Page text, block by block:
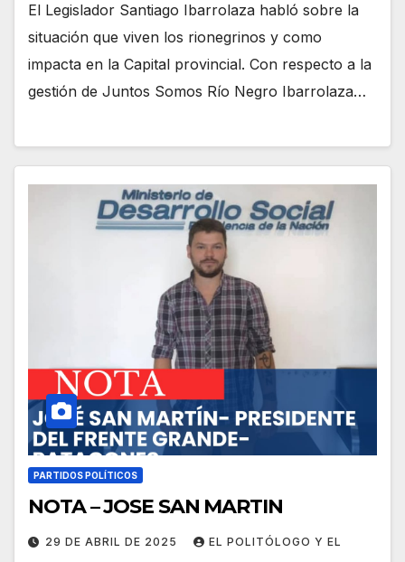
El Legislador Santiago Ibarrolaza habló sobre la
situación que viven los rionegrinos y como
impacta en la Capital provincial. Con respecto a la
gestión de Juntos Somos Río Negro Ibarrolaza…
PARTIDOS POLÍTICOS
NOTA – JOSE SAN MARTIN
29 DE ABRIL DE 2025 EL POLITÓLOGO Y EL